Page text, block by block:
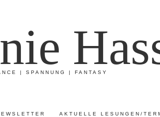
| SPANNUNG | FANTASY
AKTUELLE LESUNGEN/